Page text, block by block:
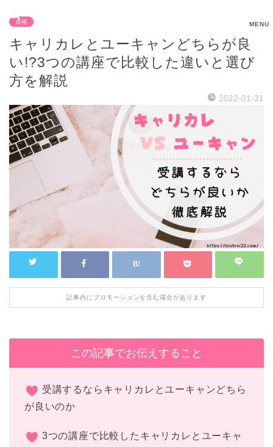
資格
キャリカレとユーキャンどちらが良
い!?3つの講座で比較した違いと選び
方を解説
2022-01-31
記事内にプロモーションを含む場合があります
この記事でお伝えすること
受講するならキャリカレとユーキャンどちら
が良いのか
3つの講座で比較したキャリカレとユーキャ